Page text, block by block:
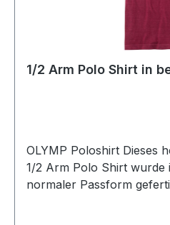
1/2 Arm Polo Shirt in
OLYMP Poloshirt Dieses
1/2 Arm Polo Shirt wurde
normaler Passform